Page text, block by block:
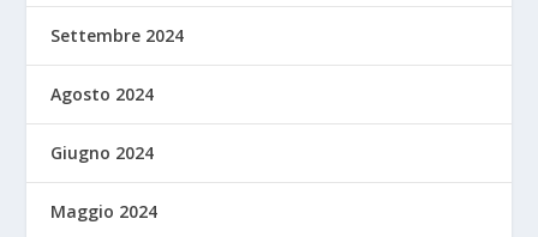
Settembre 2024
Agosto 2024
Giugno 2024
Maggio 2024